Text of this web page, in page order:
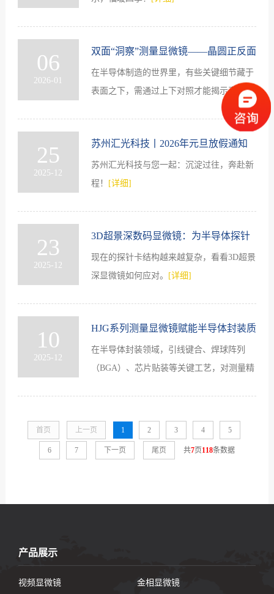
06
2026-01
双面“洞察”测量显微镜——晶圆正反面
对位检测系统
在半导体制造的世界里，有些关键细节藏于
表面之下，需通过上下对照才能揭示真相。
25
2025-12
苏州汇光科技丨2026年元旦放假通知
苏州汇光科技与您一起：沉淀过往，奔赴新
程！
[详细]
23
2025-12
3D超景深数码显微镜：为半导体探针
卡的精密检测提供高效解决方案
现在的探针卡结构越来越复杂，看看3D超景
深显微镜如何应对。
[详细]
10
2025-12
HJG系列测量显微镜赋能半导体封装质
控新篇章
在半导体封装领域，引线键合、焊球阵列
（BGA）、芯片贴装等关键工艺，对测量精
首页 上一页 1 2 3 4 5
6 7 下一页 尾页 共7页118条数据
产品展示
视频显微镜 金相显微镜